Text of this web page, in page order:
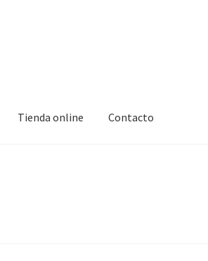
Tienda online Contacto